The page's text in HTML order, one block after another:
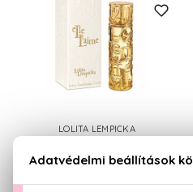
LOLITA LEMPICKA
Eau De Parfum
15.870 Ft -tól